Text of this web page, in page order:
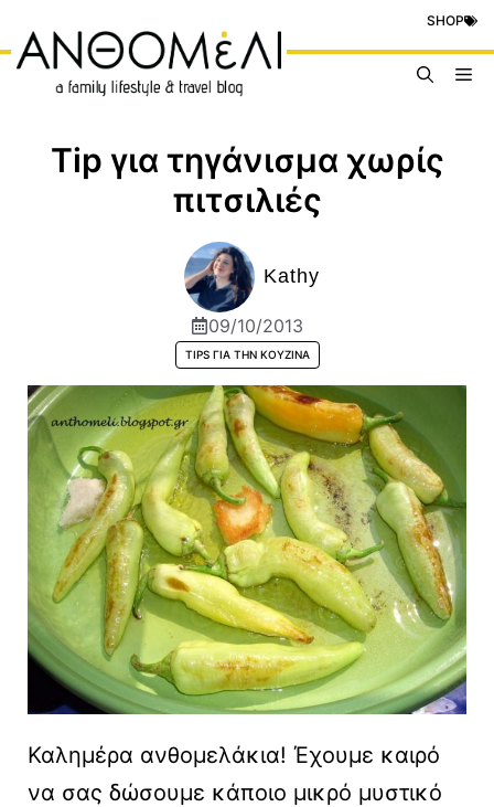
περιεχόμενο
SHOP
Tip για τηγάνισμα χωρίς
πιτσιλιές
Kathy
09/10/2013
TIPS ΓΙΑ ΤΗΝ ΚΟΥΖΊΝΑ
Καλημέρα ανθομελάκια! Έχουμε καιρό
να σας δώσουμε κάποιο μικρό μυστικό